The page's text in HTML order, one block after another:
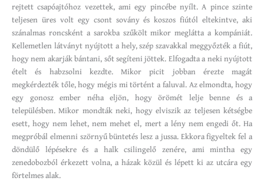
rejtett csapóajtóhoz vezettek, ami egy pincébe nyílt. A pince szinte
teljesen üres volt egy csont sovány és koszos fiútól eltekintve, aki
szánalmas roncsként a sarokba szűkölt mikor meglátta a kompániát.
Kellemetlen látványt nyújtott a hely, szép szavakkal meggyőzték a fiút,
hogy nem akarják bántani, sőt segíteni jöttek. Elfogadta a neki nyújtott
ételt és habzsolni kezdte. Mikor picit jobban érezte magát
megkérdezték tőle, hogy mégis mi történt a faluval. Az elmondta, hogy
egy gonosz ember néha eljön, hogy örömét lelje benne és a
településben. Mikor mondták neki, hogy elviszik az teljesen kétségbe
esett, hogy nem lehet, nem mehet el, mert a lény nem engedi őt. Ha
megpróbál elmenni szörnyű büntetés lesz a jussa. Ekkora figyeltek fel a
döndülő lépésekre és a halk csilingelő zenére, ami mintha egy
zenedobozból érkezett volna, a házak közül és lépett ki az utcára egy
förtelmes alak.